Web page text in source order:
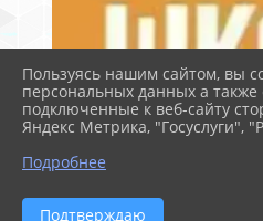
Пользуясь нашим сайтом, вы
персональных данных а
подключенные к веб-сайту
Яндекс Метрика, "Госуслуги",
Подробнее
Подтверждаю